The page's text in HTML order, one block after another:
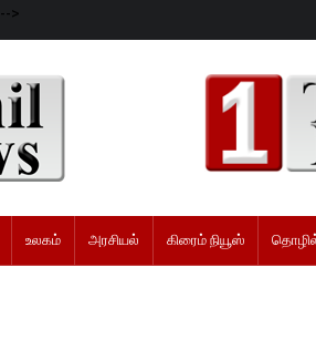
-->
உலகம் அரசியல் கிரைம் நியூஸ்